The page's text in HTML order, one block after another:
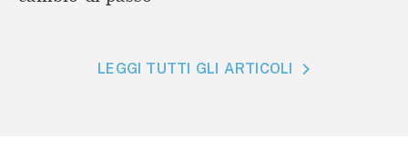
LEGGI TUTTI GLI ARTICOLI